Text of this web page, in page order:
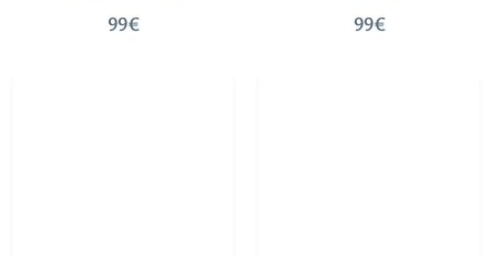
99€ 99€